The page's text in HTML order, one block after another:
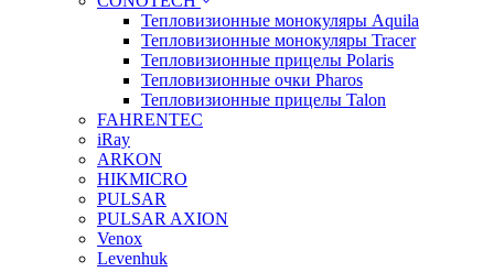
Тепловизионные монокуляры Aquila
Тепловизионные монокуляры Tracer
Тепловизионные прицелы Polaris
Тепловизионные очки Pharos
Тепловизионные прицелы Talon
FAHRENTEC
iRay
ARKON
HIKMICRO
PULSAR
PULSAR AXION
Venox
Levenhuk